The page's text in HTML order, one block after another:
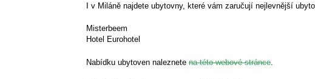
I v Miláně najdete ubytovny, které vám zaručují nejlevnější
Misterbeem
Hotel Eurohotel
Nabídku ubytoven naleznete na této webové stránce